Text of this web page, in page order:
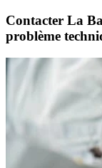
Contacter La
problème